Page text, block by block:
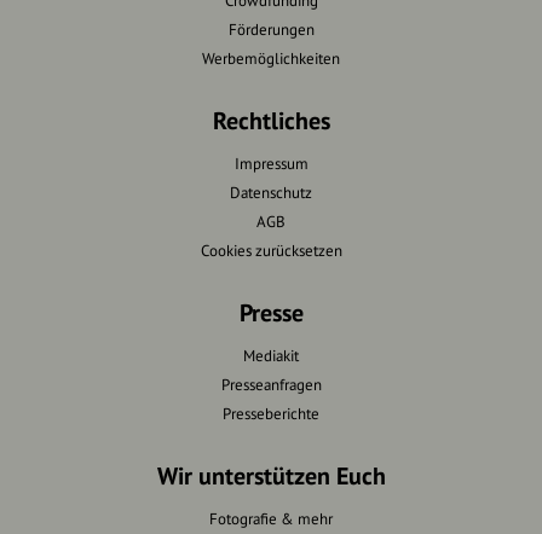
Förderungen
Werbemöglichkeiten
Rechtliches
Impressum
Datenschutz
AGB
Cookies zurücksetzen
Presse
Mediakit
Presseanfragen
Presseberichte
Wir unterstützen Euch
Fotografie & mehr